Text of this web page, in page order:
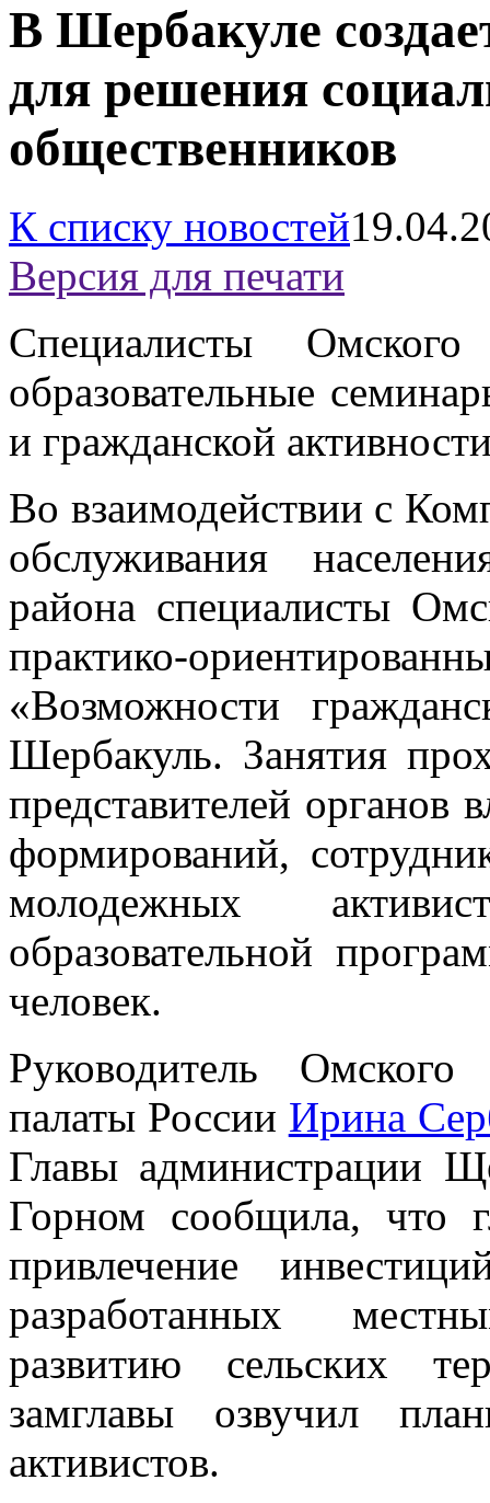
В Шербакуле
для решения
общественников
К списку новостей
Версия для печати
Специалисты
образовательные
и гражданской
Во взаимодействии с
обслуживания
района специалисты
практико-
«Возможности
Шербакуль. Занятия
представителей органов
формирований,
молодежных
образовательной
человек.
Руководитель
палаты России Ирина
Главы администрации
Горном сообщила, что
привлечение
разработанных
развитию сельских
замглавы озвучил
активистов.